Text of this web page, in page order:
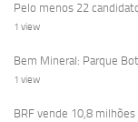
Pelo menos 22
1 view
Bem Mineral: Parque
1 view
BRF vende 10,8